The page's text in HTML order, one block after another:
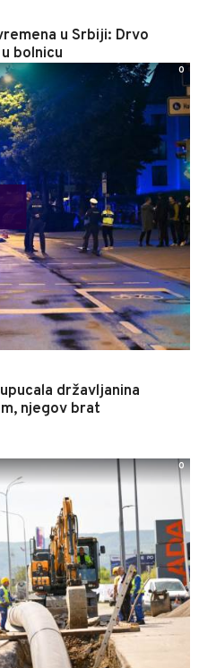
u Srbiji: Drvo
bolnicu
državljanina
njegov brat
0
0